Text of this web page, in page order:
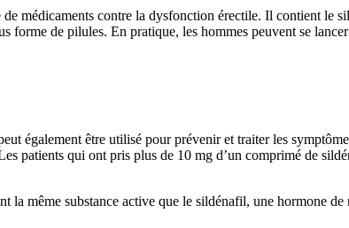
médicaments contre la dysfonction érectile. Il contient le
de pilules. En pratique, les hommes peuvent se lancer
également être utilisé pour prévenir et traiter les
patients qui ont pris plus de 10 mg d’un comprimé de
même substance active que le sildénafil, une hormone